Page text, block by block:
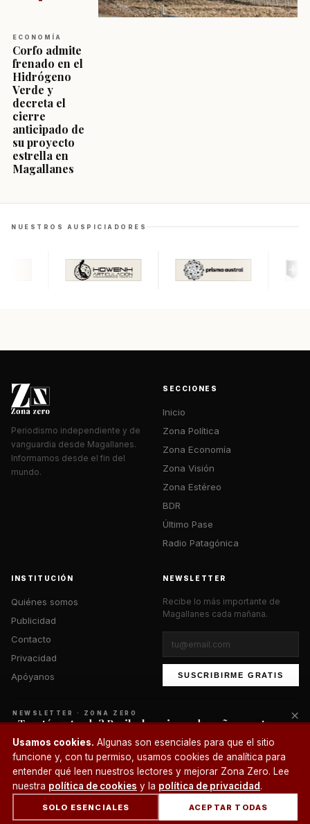
ECONOMÍA
Corfo admite
frenado en el
Hidrógeno
Verde y
decreta el
cierre
anticipado de
su proyecto
estrella en
Magallanes
NUESTROS AUSPICIADORES
Periodismo independiente y de
vanguardia desde Magallanes.
Informamos desde el fin del
mundo.
SECCIONES
Inicio
Zona Política
Zona Economía
Zona Visión
Zona Estéreo
BDR
Último Pase
Radio Patagónica
INSTITUCIÓN
Quiénes somos
Publicidad
Contacto
Privacidad
Apóyanos
NEWSLETTER
Recibe lo más importante de
Magallanes cada mañana.
SUSCRIBIRME GRATIS
© 2026 Zona Zero Media. Todos los derechos reservados.
Usamos cookies. Algunas son esenciales para que el sitio
funcione y, con tu permiso, usamos cookies de analítica para
entender qué leen nuestros lectores y mejorar Zona Zero. Lee
nuestra política de cookies y la política de privacidad.
SOLO ESENCIALES ACEPTAR TODAS
¿Un café?
INICIO SECCIONES BUSCAR CUENTA
NEWSLETTER · ZONA ZERO
¿Te está gustando? Recibe lo mejor cada mañana en tu
correo.
SUSCRIBIRME
×